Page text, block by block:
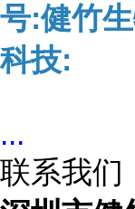
号:健竹
科技:
...
联系我们